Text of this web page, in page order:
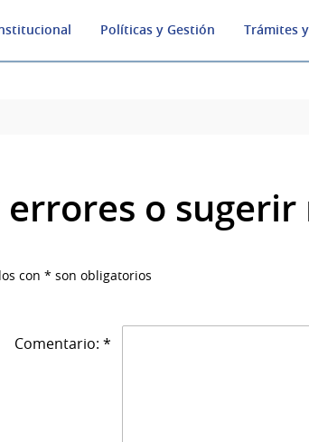
Políticas y Gestión Trámites
o sugerir
con * son obligatorios
Comentario: *